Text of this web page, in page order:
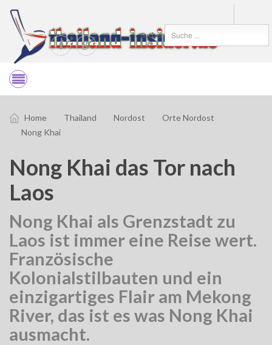
Suchen
Home Thailand Nordost
Orte Nordost
Nong Khai
Nong Khai das Tor nach
Laos
Nong Khai als Grenzstadt zu
Laos ist immer eine Reise wert.
Französische
Kolonialstilbauten und ein
einzigartiges Flair am Mekong
River, das ist es was Nong Khai
ausmacht.